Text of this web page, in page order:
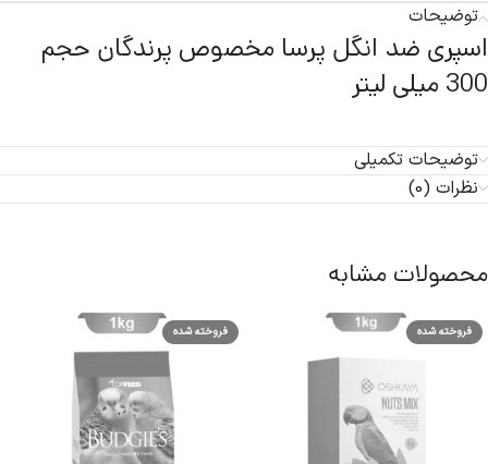
توضیحات
اسپری ضد انگل پرسا مخصوص پرندگان حجم
300 میلی لیتر
توضیحات تکمیلی
نظرات (0)
محصولات مشابه
فروخته شده فروخته شده